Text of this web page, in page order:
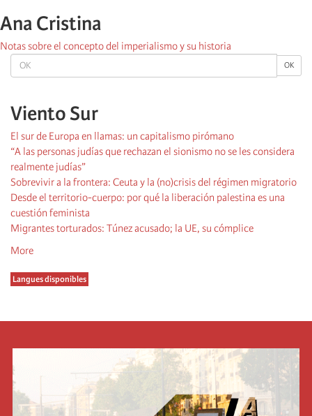
OK OK
Viento Sur
El sur de Europa en llamas: un capitalismo pirómano
“A las personas judías que rechazan el sionismo no se les considera
realmente judías”
Sobrevivir a la frontera: Ceuta y la (no)crisis del régimen migratorio
Desde el territorio-cuerpo: por qué la liberación palestina es una
cuestión feminista
Migrantes torturados: Túnez acusado; la UE, su cómplice
More
Langues disponibles
Ana Cristina
Notas sobre el concepto del imperialismo y su historia